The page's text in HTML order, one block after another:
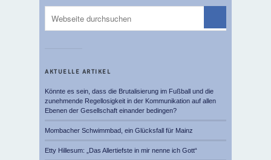
AKTUELLE ARTIKEL
Könnte es sein, dass die Brutalisierung im Fußball und die
zunehmende Regellosigkeit in der Kommunikation auf allen
Ebenen der Gesellschaft einander bedingen?
Mombacher Schwimmbad, ein Glücksfall für Mainz
Etty Hillesum: „Das Allertiefste in mir nenne ich Gott“